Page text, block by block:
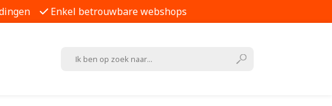
Enkel betrouwbare webshops